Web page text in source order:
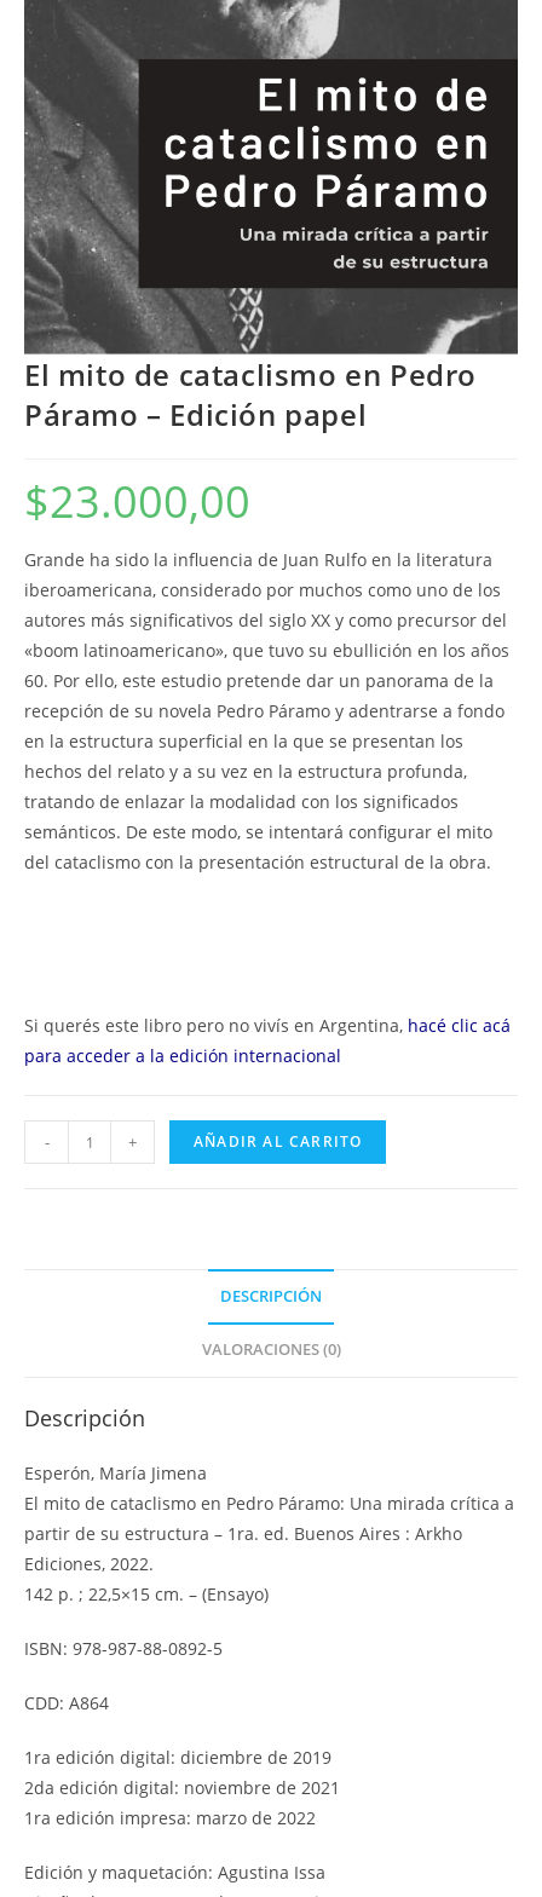
El mito de cataclismo en Pedro
Páramo – Edición papel
$23.000,00
Grande ha sido la influencia de Juan Rulfo en la literatura
iberoamericana, considerado por muchos como uno de los
autores más significativos del siglo XX y como precursor del
«boom latinoamericano», que tuvo su ebullición en los años
60. Por ello, este estudio pretende dar un panorama de la
recepción de su novela Pedro Páramo y adentrarse a fondo
en la estructura superficial en la que se presentan los
hechos del relato y a su vez en la estructura profunda,
tratando de enlazar la modalidad con los significados
semánticos. De este modo, se intentará configurar el mito
del cataclismo con la presentación estructural de la obra.
Si querés este libro pero no vivís en Argentina, hacé clic acá
para acceder a la edición internacional
mito
papel
cantidad
- + AÑADIR AL CARRITO
DESCRIPCIÓN
VALORACIONES (0)
Descripción
Esperón, María Jimena
El mito de cataclismo en Pedro Páramo: Una mirada crítica a
partir de su estructura – 1ra. ed. Buenos Aires : Arkho
Ediciones, 2022.
142 p. ; 22,5×15 cm. – (Ensayo)
ISBN: 978-987-88-0892-5
CDD: A864
1ra edición digital: diciembre de 2019
2da edición digital: noviembre de 2021
1ra edición impresa: marzo de 2022
Edición y maquetación: Agustina Issa